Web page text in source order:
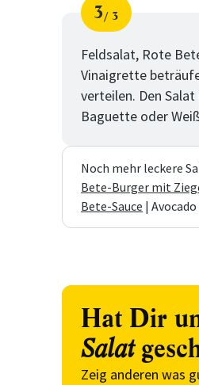
Schritt
3
von
3
Feldsalat, Rote
Vinaigrette
verteilen. Den
Baguette oder
Noch mehr leckere
Bete-Burger mit
Bete-Sauce |
Hat Dir
Salat
Zeig anderen was